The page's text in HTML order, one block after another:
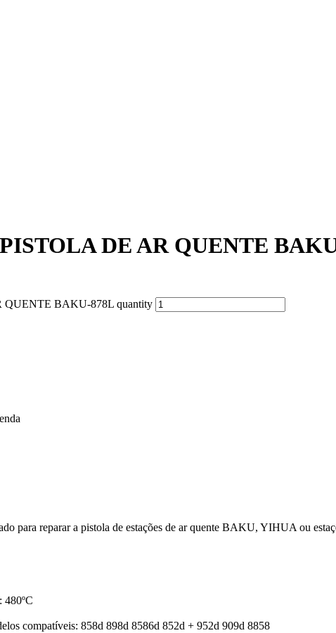
DE AR QUENTE
BAKU-878L quantity
para reparar a pistola de estações de ar quente BAKU, YIHUA ou
480ºC
compatíveis: 858d 898d 8586d 852d + 952d 909d 8858